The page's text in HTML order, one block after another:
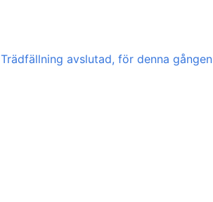
Trädfällning avslutad, för denna gången